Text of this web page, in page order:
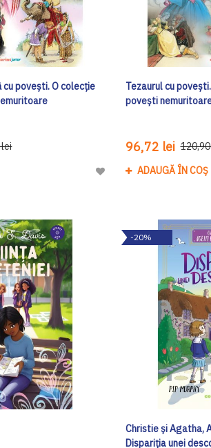
povești. O colecție
lei
Adaugă
Dorinte
Tezaurul cu
povești
96,72 lei
ADAUGĂ ÎN COȘ
-20%
Christie și Agatha,
Dispariția unei